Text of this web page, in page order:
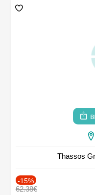
Thassos
-15%
62.38€